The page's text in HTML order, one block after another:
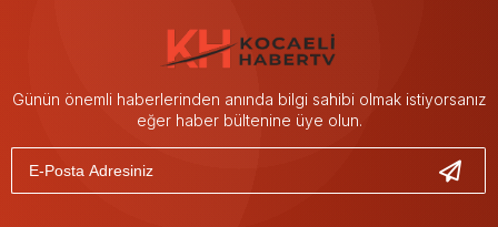
Günün önemli haberlerinden anında bilgi sahibi olmak istiyorsanız
eğer haber bültenine üye olun.